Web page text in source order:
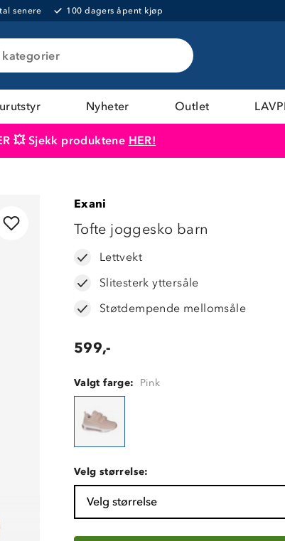
senere 100 dagers åpent kjøp
Nyheter Outlet
💥 Sjekk produktene HER!
Exani
Tofte joggesko barn
Lettvekt
Slitesterk yttersåle
Støtdempende mellomsåle
599,-
Valgt farge: Pink
Velg størrelse:
Velg størrelse